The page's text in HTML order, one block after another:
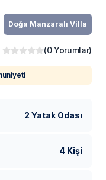
Doğa Manzaralı Villa
(0 Yorumlar)
2 Yatak Odası
4 Kişi